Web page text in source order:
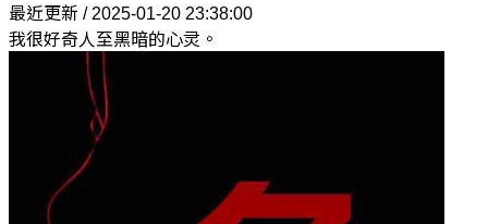
最近更新 / 2025-01-20 23:38:00
我很好奇人至黑暗的心灵。